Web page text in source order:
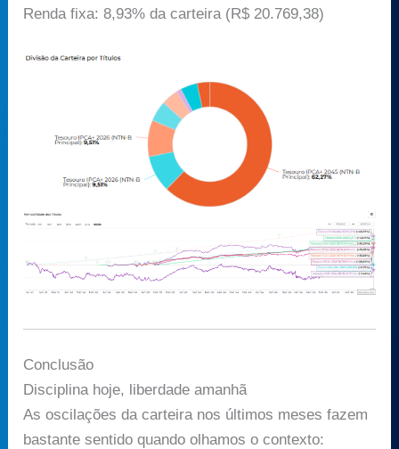
Renda fixa: 8,93% da carteira (R$ 20.769,38)
Conclusão
Disciplina hoje, liberdade amanhã
As oscilações da carteira nos últimos meses fazem
bastante sentido quando olhamos o contexto: